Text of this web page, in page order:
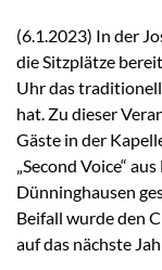
(6.1.2023) In der
die Sitzplätze
Uhr das
hat. Zu dieser
Gäste in der
„Second Voice“
Dünninghausen
Beifall wurde den
auf das nächste